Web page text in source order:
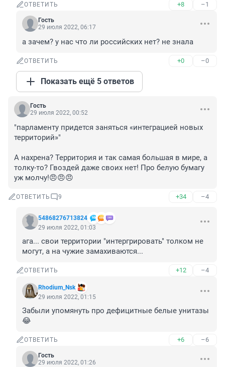
ОТВЕТИТЬ +8 –1
Гость
29 июля 2022, 06:17
а зачем? у нас что ли российских нет? не знала
ОТВЕТИТЬ +0 –0
Показать ещё 5 ответов
Гость
29 июля 2022, 00:52
"парламенту придется заняться «интеграцией новых
территорий»"
А нахрена? Территория и так самая большая в мире, а
толку-то? Гвоздей даже своих нет! Про белую бумагу
уж молчу!😠😠😠
ОТВЕТИТЬ 9 +34 –4
54868276713824
29 июля 2022, 01:03
ага... свои территории "интергрировать" толком не
могут, а на чужие замахиваются...
ОТВЕТИТЬ +12 –4
Rhodium_Nsk
29 июля 2022, 01:15
Забыли упомянуть про дефицитные белые унитазы
😂
ОТВЕТИТЬ +6 –6
Гость
29 июля 2022, 01:26